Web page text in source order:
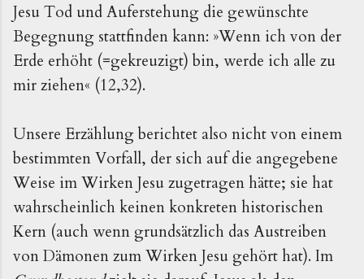
Jesu Tod und Auferstehung die gewünschte
Begegnung stattfinden kann: »Wenn ich von der
Erde erhöht (=gekreuzigt) bin, werde ich alle zu
mir ziehen« (12,32).
Unsere Erzählung berichtet also nicht von einem
bestimmten Vorfall, der sich auf die angegebene
Weise im Wirken Jesu zugetragen hätte; sie hat
wahrscheinlich keinen konkreten historischen
Kern (auch wenn grundsätzlich das Austreiben
von Dämonen zum Wirken Jesu gehört hat). Im